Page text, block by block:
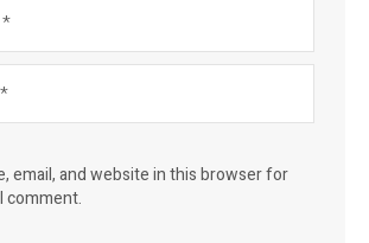
email, and website in this browser for
comment.